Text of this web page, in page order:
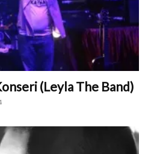
(Leyla The Band)